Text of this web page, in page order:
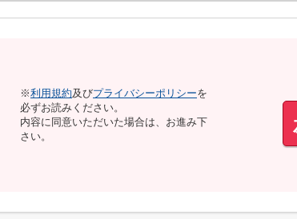
※利用規約及びプライバシーポリシーを
必ずお読みください。
内容に同意いただいた場合は、お進み下
さい。